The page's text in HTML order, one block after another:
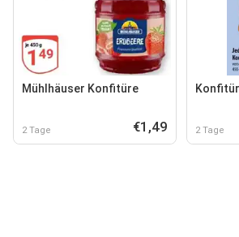
Mühlhäuser Konfitüre
2 Tage €1,49 2 Tage